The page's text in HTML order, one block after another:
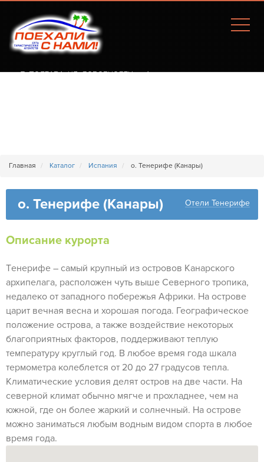
Г. ПОЛТАВА, УЛ. СОБОРНОСТИ, 77А
Главная Каталог Испания о. Тенерифе (Канары)
о. Тенерифе (Канары) Отели Тенерифе
Описание курорта
Tенерифе – самый крупный из островов Канарского
архипелага, расположен чуть выше Северного тропика,
недалеко от западного побережья Африки. На острове
царит вечная весна и хорошая погода. Географическое
положение острова, а также воздействие некоторых
благоприятных факторов, поддерживают теплую
температуру круглый год. В любое время года шкала
термометра колеблется от 20 до 27 градусов тепла.
Климатические условия делят остров на две части. На
северной климат обычно мягче и прохладнее, чем на
южной, где он более жаркий и солнечный. На острове
можно заниматься любым водным видом спорта в любое
время года.